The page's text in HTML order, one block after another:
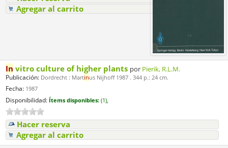
Agregar al carrito
In vitro culture of higher plants por Pierik, R.L.M.
Publicación: Dordrecht : Martinus Nijhoff 1987 . 344 p.: 24 cm.
Fecha: 1987
Disponibilidad: Ítems disponibles: (1),
Hacer reserva
Agregar al carrito